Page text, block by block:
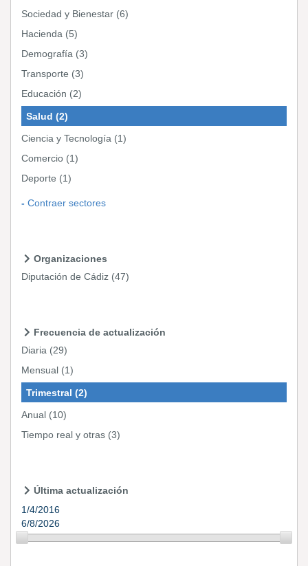
Sociedad y Bienestar (6)
Hacienda (5)
Demografía (3)
Transporte (3)
Educación (2)
Salud (2)
Ciencia y Tecnología (1)
Comercio (1)
Deporte (1)
Contraer sectores
Organizaciones
Diputación de Cádiz (47)
Frecuencia de actualización
Diaria (29)
Mensual (1)
Trimestral (2)
Anual (10)
Tiempo real y otras (3)
Última actualización
1/4/2016
6/8/2026